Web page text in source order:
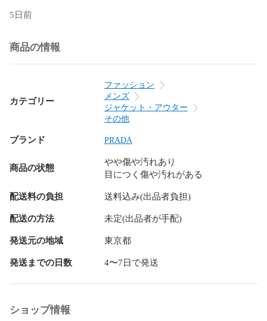
っておりますが、ずれが生じ欠品となる場合もございます。
【商品コード】4103726J0142
【コンディションについて】
RAGTAG Onlineでは商品がユーズドである性質を考慮して、
商品の状態を下記の基準で表示しております。
・新品同様…新品または新品同様のもの ※
・A…汚れやダメージがない、またはあっても目立たないきれ
・B…着用感が少なく、汚れやダメージが気にならないもの
・C…着用感があり、汚れやダメージがみられるもの
・D…汚れやダメージが目立つもの
商品以外に付属している袋や靴の箱等はコンディションには
含まれておりません。
また、汚れや破れ等の記載もしておりませんので予めご了承
ください。
す。
5日前
商品の情報
カテゴリー
ファッション
メンズ
ジャケット・アウター
その他
ブランド PRADA
商品の状態
やや傷や汚れあり
目につく傷や汚れがある
配送料の負担 送料込み(出品者負担)
配送の方法 未定(出品者が手配)
発送元の地域 東京都
発送までの日数 4〜7日で発送
ショップ情報